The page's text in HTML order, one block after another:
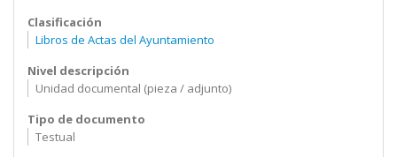
Clasificación
Libros de Actas del Ayuntamiento
Nivel descripción
Unidad documental (pieza / adjunto)
Tipo de documento
Testual